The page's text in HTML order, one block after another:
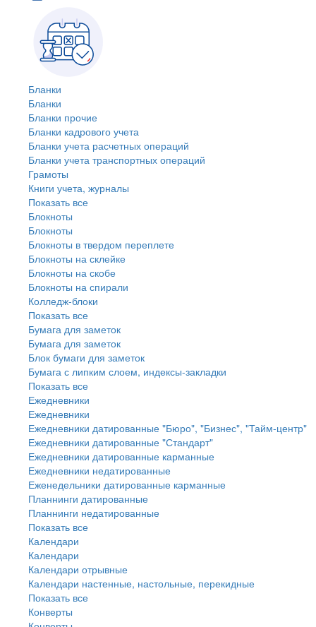
Бланки
Бланки
Бланки прочие
Бланки кадрового учета
Бланки учета расчетных операций
Бланки учета транспортных операций
Грамоты
Книги учета, журналы
Показать все
Блокноты
Блокноты
Блокноты в твердом переплете
Блокноты на склейке
Блокноты на скобе
Блокноты на спирали
Колледж-блоки
Показать все
Бумага для заметок
Бумага для заметок
Блок бумаги для заметок
Бумага с липким слоем, индексы-закладки
Показать все
Ежедневники
Ежедневники
Ежедневники датированные "Бюро", "Бизнес", "Тайм-центр"
Ежедневники датированные "Стандарт"
Ежедневники датированные карманные
Ежедневники недатированные
Еженедельники датированные карманные
Планнинги датированные
Планнинги недатированные
Показать все
Календари
Календари
Календари отрывные
Календари настенные, настольные, перекидные
Показать все
Конверты